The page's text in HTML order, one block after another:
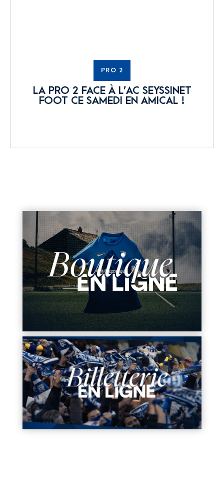
PRO 2
LA PRO 2 FACE À L’AC SEYSSINET
FOOT CE SAMEDI EN AMICAL !